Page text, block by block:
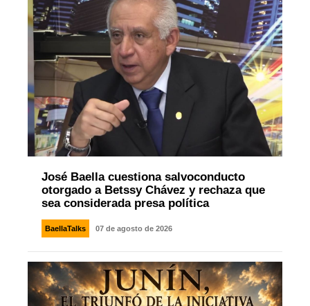
José Baella cuestiona salvoconducto
otorgado a Betssy Chávez y rechaza que
sea considerada presa política
BaellaTalks 07 de agosto de 2026